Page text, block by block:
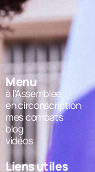
Menu
à l'Assemblée
en circonscription
mes combats
blog
vidéos
Liens utiles